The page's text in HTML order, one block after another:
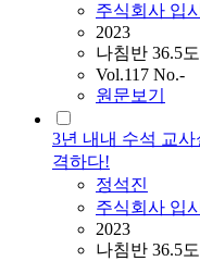
주식회사 입
2023
나침반 36.5도
Vol.117 No.-
원문보기
3년 내내 수석 교
격하다!
정석진
주식회사 입
2023
나침반 36.5도